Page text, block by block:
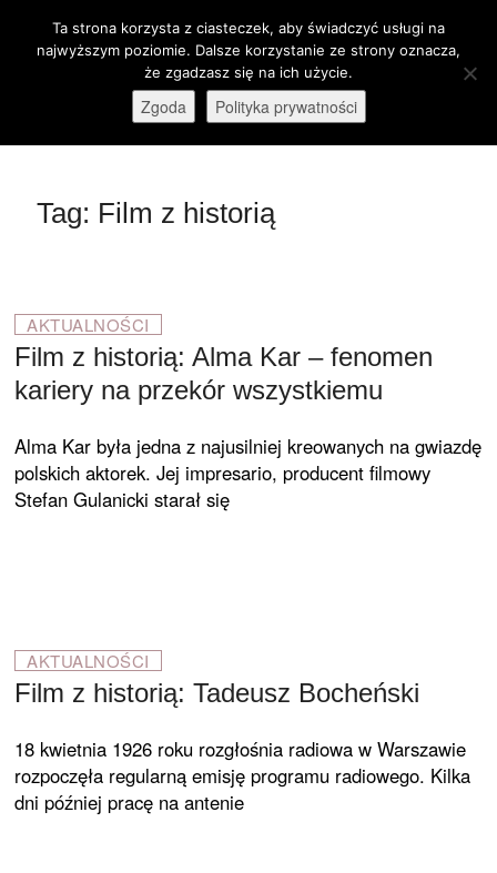
stare-kino.pl
ZAPRASZAMY
M
e
B
Tag: Film z historią
AKTUALNOŚCI
Film z historią: Alma Kar – fenomen
kariery na przekór wszystkiemu
Alma Kar była jedna z najusilniej kreowanych na gwiazdę
polskich aktorek. Jej impresario, producent filmowy
Stefan Gulanicki starał się
AKTUALNOŚCI
Film z historią: Tadeusz Bocheński
18 kwietnia 1926 roku rozgłośnia radiowa w Warszawie
rozpoczęła regularną emisję programu radiowego. Kilka
dni później pracę na antenie
Otwórz pasek narzędzi
Ta strona korzysta z ciasteczek, aby świadczyć usługi na
najwyższym poziomie. Dalsze korzystanie ze strony oznacza,
że zgadzasz się na ich użycie.
Zgoda Polityka prywatności